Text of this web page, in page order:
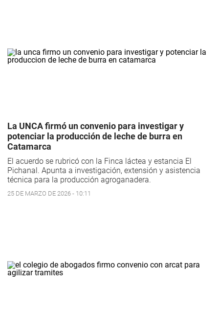
La UNCA firmó un convenio para investigar y
potenciar la producción de leche de burra en
Catamarca
El acuerdo se rubricó con la Finca láctea y estancia El
Pichanal. Apunta a investigación, extensión y asistencia
técnica para la producción agroganadera.
25 DE MARZO DE 2026 - 10:11